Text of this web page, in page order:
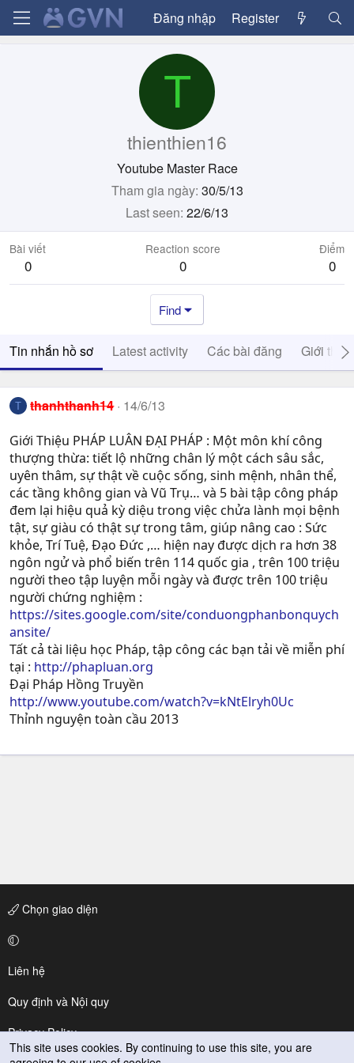
Đăng nhập Register
T
thienthien16
Youtube Master Race
Tham gia ngày 30/5/13
Last seen 22/6/13
Bài viết
0
Reaction score
0
Điểm
0
Find
Tin nhắn hồ sơ Latest activity Các bài đăng Giới thiệu
T thanhthanh14 14/6/13
Giới Thiệu PHÁP LUÂN ĐẠI PHÁP : Một môn khí công
thượng thừa: tiết lộ những chân lý một cách sâu sắc,
uyên thâm, sự thật về cuộc sống, sinh mệnh, nhân thể,
các tầng không gian và Vũ Trụ… và 5 bài tập công pháp
đem lại hiệu quả kỳ diệu trong việc chửa lành mọi bệnh
tật, sự giàu có thật sự trong tâm, giúp nâng cao : Sức
khỏe, Trí Tuệ, Ðạo Ðức ,… hiện nay được dịch ra hơn 38
ngôn ngử và phổ biến trên 114 quốc gia , trên 100 triệu
người theo tập luyện mỗi ngày và được trên 100 triệu
người chứng nghiệm :
https://sites.google.com/site/conduongphanbonquych
ansite/
Tất cả tài liệu học Pháp, tập công các bạn tải về miễn phí
tại : http://phapluan.org
Đại Pháp Hồng Truyền
http://www.youtube.com/watch?v=kNtElryh0Uc
Thỉnh nguyện toàn cầu 2013
Chọn giao diện
Liên hệ
Quy định và Nội quy
Privacy Policy
This site uses cookies. By continuing to use this site, you are